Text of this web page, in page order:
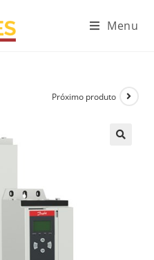
Menu
Próximo produto